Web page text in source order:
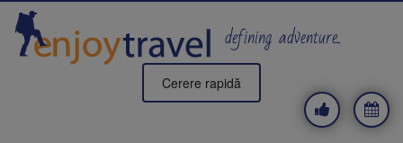
Mergi
conţinutul
principal
defining adventure..
Cerere rapidă